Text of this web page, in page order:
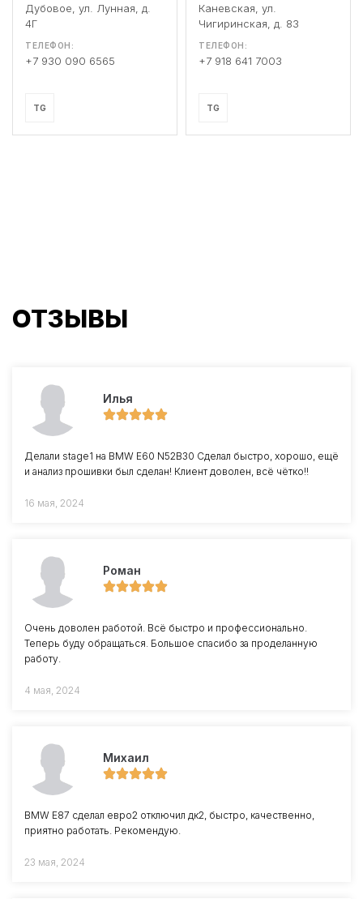
Дубовое, ул. Лунная, д.
4Г
ТЕЛЕФОН:
+7 930 090 6565
TG
Каневская, ул.
Чигиринская, д. 83
ТЕЛЕФОН:
+7 918 641 7003
TG
ОТЗЫВЫ
Илья
Делали stage1 на BMW E60 N52B30 Сделал быстро, хорошо, ещё
и анализ прошивки был сделан! Клиент доволен, всё чётко!!
16 мая, 2024
Роман
Очень доволен работой. Всё быстро и профессионально.
Теперь буду обращаться. Большое спасибо за проделанную
работу.
4 мая, 2024
Михаил
BMW E87 сделал евро2 отключил дк2, быстро, качественно,
приятно работать. Рекомендую.
23 мая, 2024